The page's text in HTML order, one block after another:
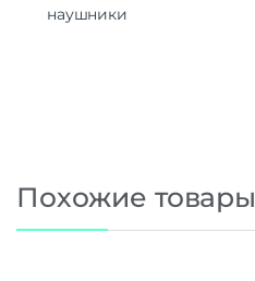
наушники
Похожие товары